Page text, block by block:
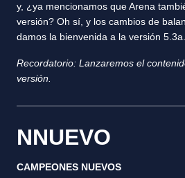
y, ¿ya mencionamos que Arena
versión? Oh sí, y los cambios de
damos la bienvenida a la versión 5.3a.
Recordatorio: Lanzaremos el
versión.
NNUEVO
CAMPEONES NUEVOS